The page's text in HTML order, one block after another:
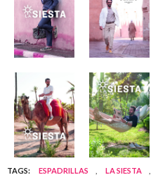
TAGS: ESPADRILLAS LA SIESTA